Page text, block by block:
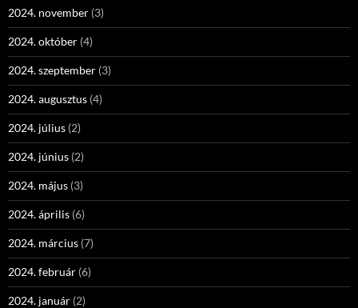
2024. november (3)
2024. október (4)
2024. szeptember (3)
2024. augusztus (4)
2024. július (2)
2024. június (2)
2024. május (3)
2024. április (6)
2024. március (7)
2024. február (6)
2024. január (2)